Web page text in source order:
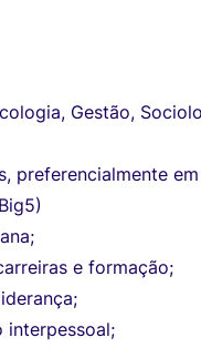
Gestão,
preferencialmente em
e formação;
interpessoal;